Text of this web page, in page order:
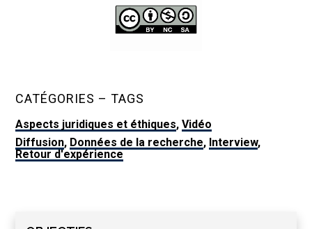
CATÉGORIES – TAGS
Aspects juridiques et éthiques,Vidéo
Diffusion, Données de la recherche, Interview,
Retour d'expérience